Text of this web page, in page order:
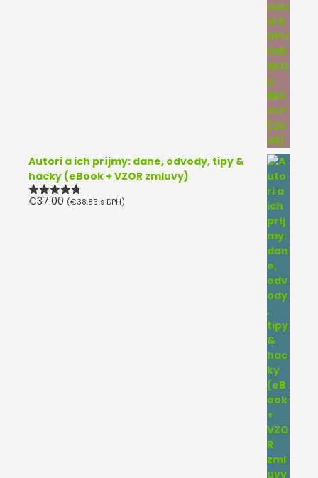
Autori a ich príjmy: dane, odvody, tipy &
hacky (eBook + VZOR zmluvy)
Hodnotenie
€37.00 (€38.85 s DPH)